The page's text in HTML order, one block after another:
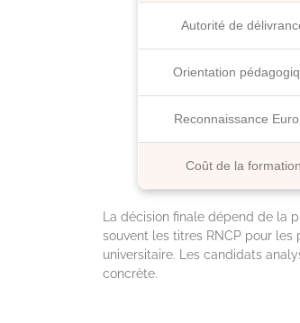
Autorité de
Orientation
Reconnaissance
Coût de la formation
La décision finale dépend de la
souvent les titres RNCP pour
universitaire. Les candidats
concrète.